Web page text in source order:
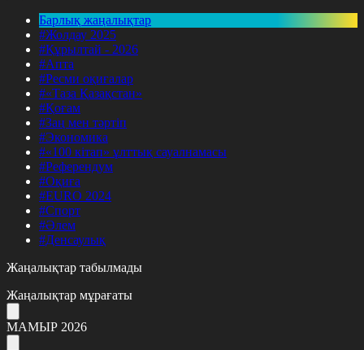
Барлық жаңалықтар
#Жолдау 2025
#Құрылтай - 2026
#Апта
#Ресми оқиғалар
#«Таза Қазақстан»
#Қоғам
#Заң мен тәртіп
#Экономика
#«100 кітап» ұлттық сауалнамасы
#Референдум
#Оқиға
#EURO 2024
#Спорт
#Әлем
#Денсаулық
Жаңалықтар табылмады
Жаңалықтар мұрағаты
МАМЫР 2026